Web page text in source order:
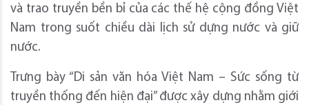
và trao truyền bền bỉ của các thế hệ cộng đồng Việt
Nam trong suốt chiều dài lịch sử dựng nước và giữ
nước.
Trưng bày “Di sản văn hóa Việt Nam – Sức sống từ
truyền thống đến hiện đại” được xây dựng nhằm giới